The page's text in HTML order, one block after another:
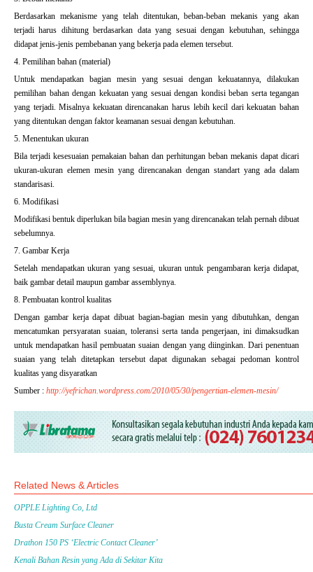
Berdasarkan mekanisme yang telah ditentukan, beban-beban mekanis yang akan
terjadi harus dihitung berdasarkan data yang sesuai dengan kebutuhan, sehingga
didapat jenis-jenis pembebanan yang bekerja pada elemen tersebut.
4. Pemilihan bahan (material)
Untuk mendapatkan bagian mesin yang sesuai dengan kekuatannya, dilakukan
pemilihan bahan dengan kekuatan yang sesuai dengan kondisi beban serta tegangan
yang terjadi. Misalnya kekuatan direncanakan harus lebih kecil dari kekuatan bahan
yang ditentukan dengan faktor keamanan sesuai dengan kebutuhan.
5. Menentukan ukuran
Bila terjadi kesesuaian pemakaian bahan dan perhitungan beban mekanis dapat dicari
ukuran-ukuran elemen mesin yang direncanakan dengan standart yang ada dalam
standarisasi.
6. Modifikasi
Modifikasi bentuk diperlukan bila bagian mesin yang direncanakan telah pernah dibuat
sebelumnya.
7. Gambar Kerja
Setelah mendapatkan ukuran yang sesuai, ukuran untuk pengambaran kerja didapat,
baik gambar detail maupun gambar assemblynya.
8. Pembuatan kontrol kualitas
Dengan gambar kerja dapat dibuat bagian-bagian mesin yang dibutuhkan, dengan
mencatumkan persyaratan suaian, toleransi serta tanda pengerjaan, ini dimaksudkan
untuk mendapatkan hasil pembuatan suaian dengan yang diinginkan. Dari penentuan
suaian yang telah ditetapkan tersebut dapat digunakan sebagai pedoman kontrol
kualitas yang disyaratkan
Sumber : http://yefrichan.wordpress.com/2010/05/30/pengertian-elemen-mesin/
Related News & Articles
OPPLE Lighting Co, Ltd
Busta Cream Surface Cleaner
Drathon 150 PS ‘Electric Contact Cleaner’
Kenali Bahan Resin yang Ada di Sekitar Kita